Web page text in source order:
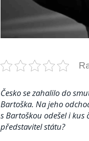
Česko se zahalilo do
Bartoška. Na jeho
s Bartoškou odešel i kus
představitel státu?